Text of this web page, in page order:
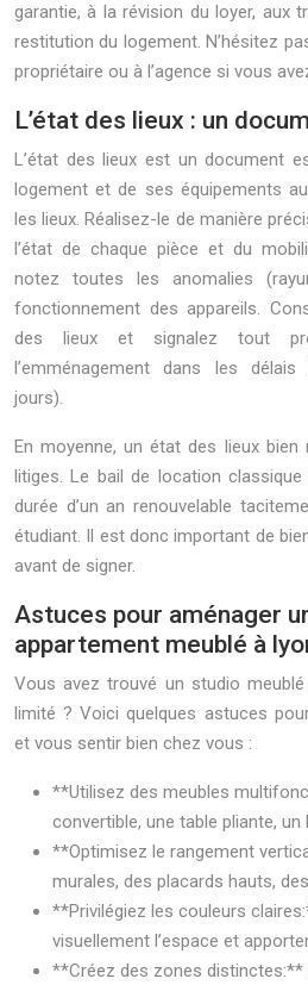
garantie, à la révision du loyer, aux
restitution du logement. N’hésitez
propriétaire ou à l’agence si vous
L’état des lieux : un
L’état des lieux est un document
logement et de ses équipements
les lieux. Réalisez-le de manière
l’état de chaque pièce et du
notez toutes les anomalies
fonctionnement des appareils.
des lieux et signalez tout
l’emménagement dans les
jours).
En moyenne, un état des lieux bien
litiges. Le bail de location
durée d’un an renouvelable
étudiant. Il est donc important de
avant de signer.
Astuces pour aménager
appartement meublé à
Vous avez trouvé un studio
limité ? Voici quelques astuces
et vous sentir bien chez vous :
**Utilisez des meubles
convertible, une table pliante,
**Optimisez le rangement
murales, des placards hauts,
**Privilégiez les couleurs
visuellement l’espace et
**Créez des zones distinctes:**